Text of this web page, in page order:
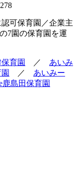
可保育園／企業主
7園の保育園を運
育園 ／ あいみ
／ あいみー
鹿島田保育園